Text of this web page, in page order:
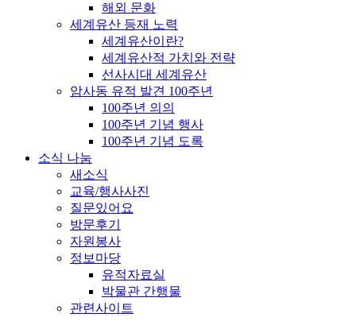
해외 문화
세계유산 등재 노력
세계유산이란?
세계유산적 가치와 전략
선사시대 세계유산
암사동 유적 발견 100주년
100주년 의의
100주년 기념 행사
100주년 기념 도록
소식 나눔
새소식
교육/행사사진
질문있어요
방문후기
자원봉사
정보마당
유적자료실
박물관 간행물
관련사이트